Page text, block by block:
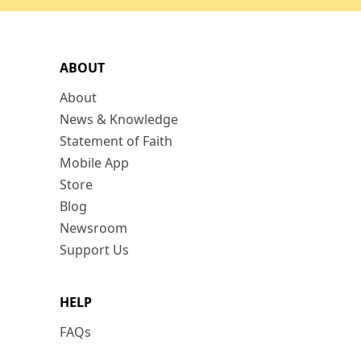
ABOUT
About
News & Knowledge
Statement of Faith
Mobile App
Store
Blog
Newsroom
Support Us
HELP
FAQs